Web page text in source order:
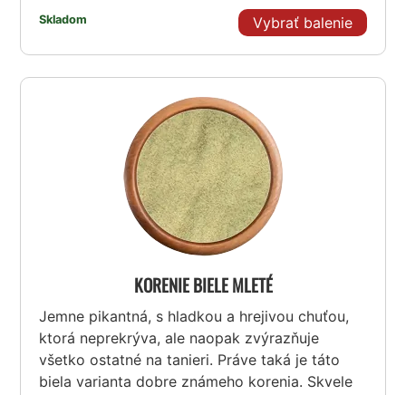
Skladom Vybrať balenie
KORENIE BIELE MLETÉ
Jemne pikantná, s hladkou a hrejivou chuťou,
ktorá neprekrýva, ale naopak zvýrazňuje
všetko ostatné na tanieri. Práve taká je táto
biela varianta dobre známeho korenia. Skvele